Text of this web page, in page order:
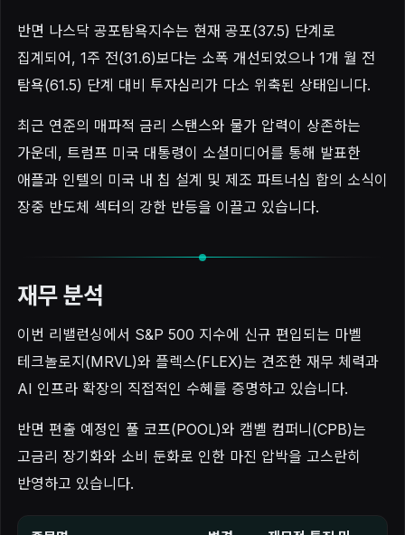
반면 나스닥 공포탐욕지수는 현재 공포(37.5) 단계로
집계되어, 1주 전(31.6)보다는 소폭 개선되었으나 1개 월 전
탐욕(61.5) 단계 대비 투자심리가 다소 위축된 상태입니다.
최근 연준의 매파적 금리 스탠스와 물가 압력이 상존하는
가운데, 트럼프 미국 대통령이 소셜미디어를 통해 발표한
애플과 인텔의 미국 내 칩 설계 및 제조 파트너십 합의 소식이
장중 반도체 섹터의 강한 반등을 이끌고 있습니다.
재무 분석
이번 리밸런싱에서 S&P 500 지수에 신규 편입되는 마벨
테크놀로지(MRVL)와 플렉스(FLEX)는 견조한 재무 체력과
AI 인프라 확장의 직접적인 수혜를 증명하고 있습니다.
반면 편출 예정인 풀 코프(POOL)와 캠벨 컴퍼니(CPB)는
고금리 장기화와 소비 둔화로 인한 마진 압박을 고스란히
반영하고 있습니다.